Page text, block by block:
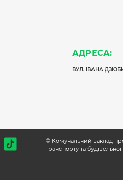
АДРЕСА:
ВУЛ. ІВАНА
© Комунальний заклад
транспорту та будівельної